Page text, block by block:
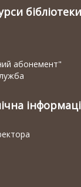
абонемент"